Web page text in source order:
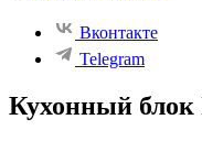
Вконтакте
Telegram
Кухонный блок